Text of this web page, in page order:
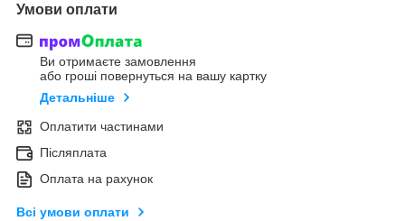
Умови оплати
Ви отримаєте замовлення
або гроші повернуться на вашу картку
Детальніше
Оплатити частинами
Післяплата
Оплата на рахунок
Всі умови оплати